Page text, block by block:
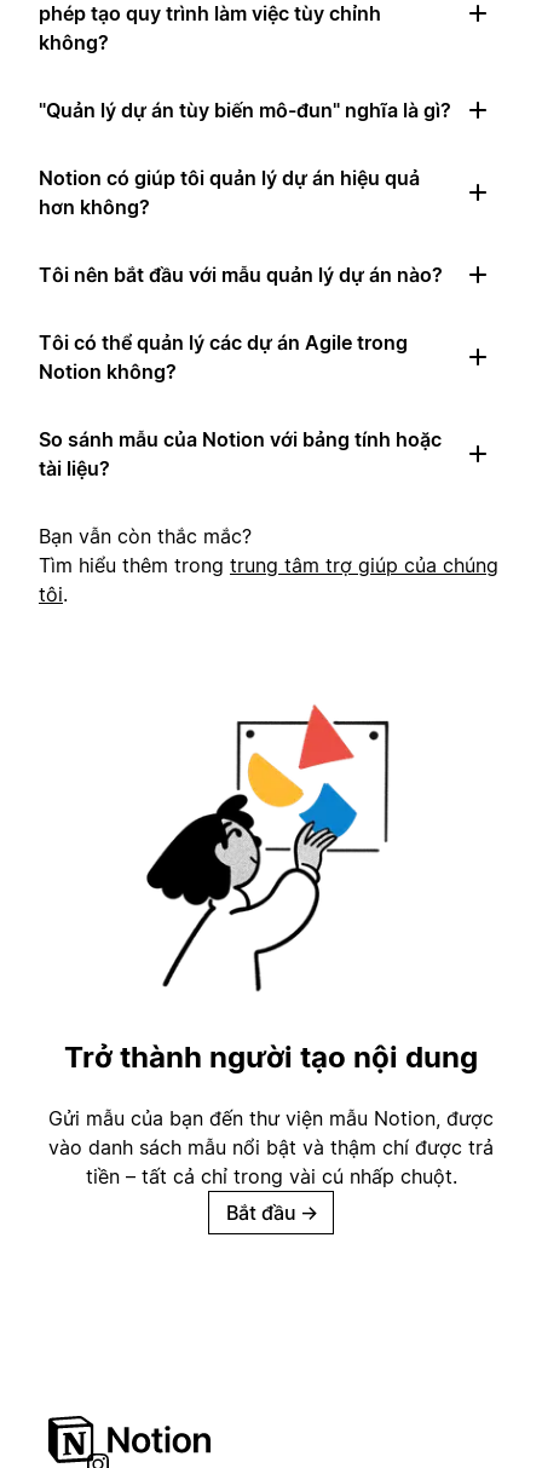
phép tạo quy trình làm việc tùy chỉnh
không?
"Quản lý dự án tùy biến mô-đun" nghĩa là gì?
Notion có giúp tôi quản lý dự án hiệu quả
hơn không?
Tôi nên bắt đầu với mẫu quản lý dự án nào?
Tôi có thể quản lý các dự án Agile trong
Notion không?
So sánh mẫu của Notion với bảng tính hoặc
tài liệu?
Bạn vẫn còn thắc mắc?
Tìm hiểu thêm trong trung tâm trợ giúp của chúng
tôi.
Trở thành người tạo nội dung
Gửi mẫu của bạn đến thư viện mẫu Notion, được
vào danh sách mẫu nổi bật và thậm chí được trả
tiền – tất cả chỉ trong vài cú nhấp chuột.
Bắt đầu →